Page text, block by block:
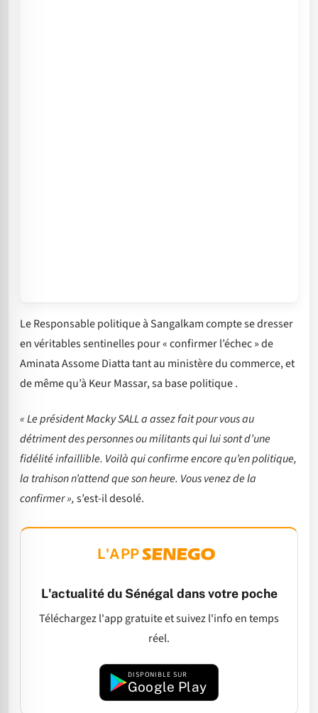
Le Responsable politique à Sangalkam compte se dresser
en véritables sentinelles pour « confirmer l’échec » de
Aminata Assome Diatta tant au ministère du commerce, et
de même qu’à Keur Massar, sa base politique .
« Le président Macky SALL a assez fait pour vous au
détriment des personnes ou militants qui lui sont d’une
fidélité infaillible. Voilà qui confirme encore qu’en politique,
la trahison n’attend que son heure. Vous venez de la
confirmer »,s’est-il desolé.
L'APP
L'actualité du Sénégal dans votre poche
Téléchargez l'app gratuite et suivez l'info en temps
réel.
DISPONIBLE SUR
Google Play